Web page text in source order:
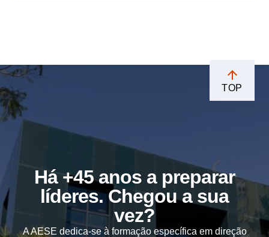
TOP
Há +45 anos a preparar
líderes. Chegou a sua
vez?
A AESE dedica-se à formação específica em direção